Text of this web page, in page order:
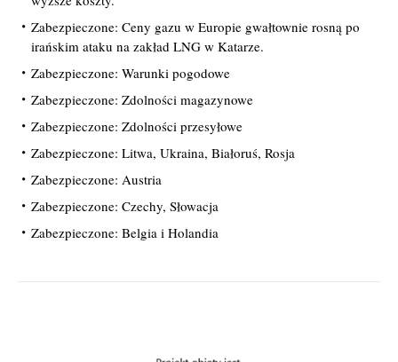
Zabezpieczone: Ceny gazu w Europie gwałtownie rosną po
irańskim ataku na zakład LNG w Katarze.
Zabezpieczone: Warunki pogodowe
Zabezpieczone: Zdolności magazynowe
Zabezpieczone: Zdolności przesyłowe
Zabezpieczone: Litwa, Ukraina, Białoruś, Rosja
Zabezpieczone: Austria
Zabezpieczone: Czechy, Słowacja
Zabezpieczone: Belgia i Holandia